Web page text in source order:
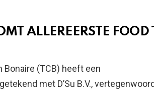
ALLEREERSTE FOOD
Bonaire (TCB) heeft een
met D’Su B.V.,